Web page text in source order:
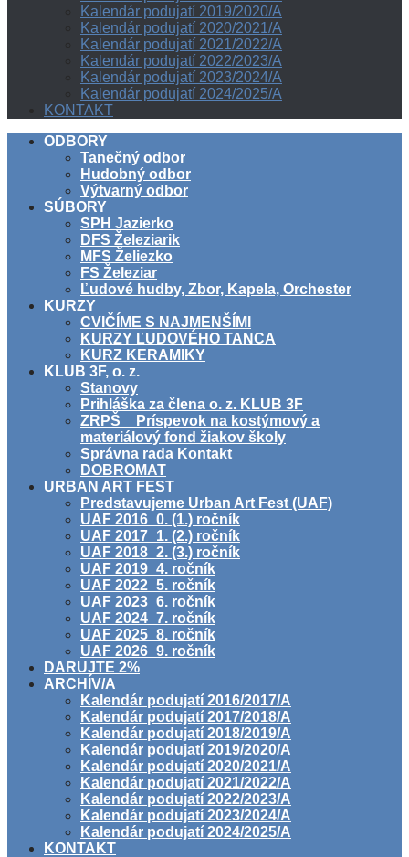
Kalendár podujatí 2019/2020/A
Kalendár podujatí 2020/2021/A
Kalendár podujatí 2021/2022/A
Kalendár podujatí 2022/2023/A
Kalendár podujatí 2023/2024/A
Kalendár podujatí 2024/2025/A
KONTAKT
ODBORY
Tanečný odbor
Hudobný odbor
Výtvarný odbor
SÚBORY
SPH Jazierko
DFS Železiarik
MFS Želiezko
FS Železiar
Ľudové hudby, Zbor, Kapela, Orchester
KURZY
CVIČÍME S NAJMENŠÍMI
KURZY ĽUDOVÉHO TANCA
KURZ KERAMIKY
KLUB 3F, o. z.
Stanovy
Prihláška za člena o. z. KLUB 3F
ZRPŠ _ Príspevok na kostýmový a
materiálový fond žiakov školy
Správna rada Kontakt
DOBROMAT
URBAN ART FEST
Predstavujeme Urban Art Fest (UAF)
UAF 2016_0. (1.) ročník
UAF 2017_1. (2.) ročník
UAF 2018_2. (3.) ročník
UAF 2019_4. ročník
UAF 2022_5. ročník
UAF 2023_6. ročník
UAF 2024_7. ročník
UAF 2025_8. ročník
UAF 2026_9. ročník
DARUJTE 2%
ARCHÍV/A
Kalendár podujatí 2016/2017/A
Kalendár podujatí 2017/2018/A
Kalendár podujatí 2018/2019/A
Kalendár podujatí 2019/2020/A
Kalendár podujatí 2020/2021/A
Kalendár podujatí 2021/2022/A
Kalendár podujatí 2022/2023/A
Kalendár podujatí 2023/2024/A
Kalendár podujatí 2024/2025/A
KONTAKT